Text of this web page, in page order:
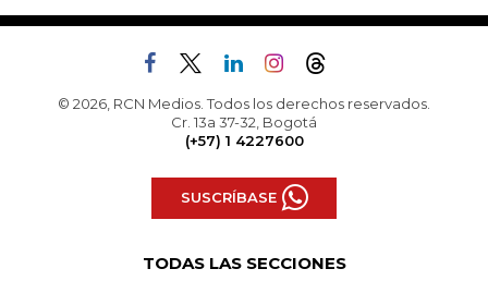
© 2026, RCN Medios. Todos los derechos reservados.
Cr. 13a 37-32, Bogotá
(+57) 1 4227600
SUSCRÍBASE
TODAS LAS SECCIONES